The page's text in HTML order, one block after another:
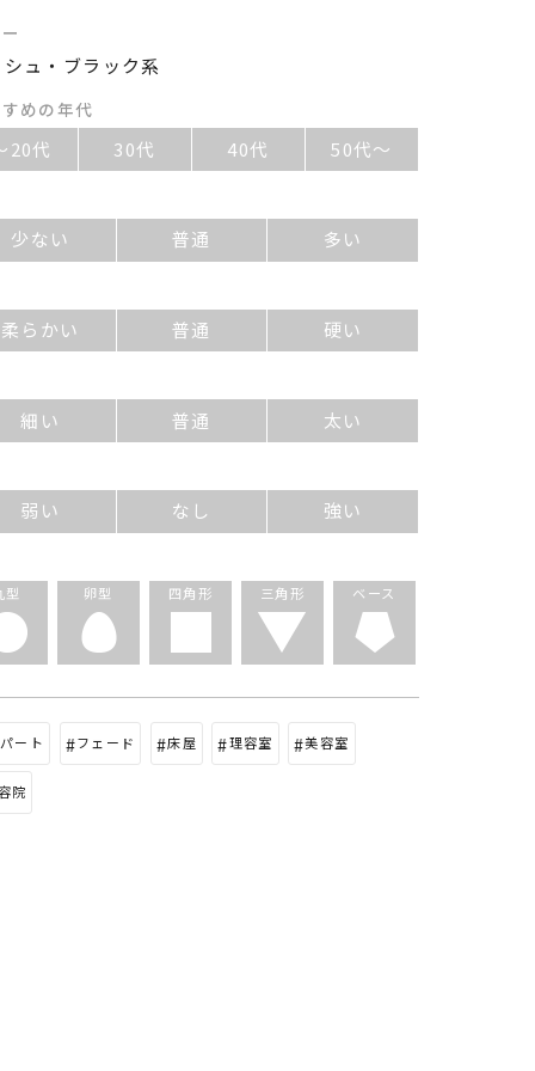
ュ・ブラック系
めの年代
20代 30代 40代 50代～
少ない 普通 多い
柔らかい 普通 硬い
細い 普通 太い
弱い なし 強い
型 卵型 四角形 三角形 ベース
ート フェード 床屋 理容室 美容室
院